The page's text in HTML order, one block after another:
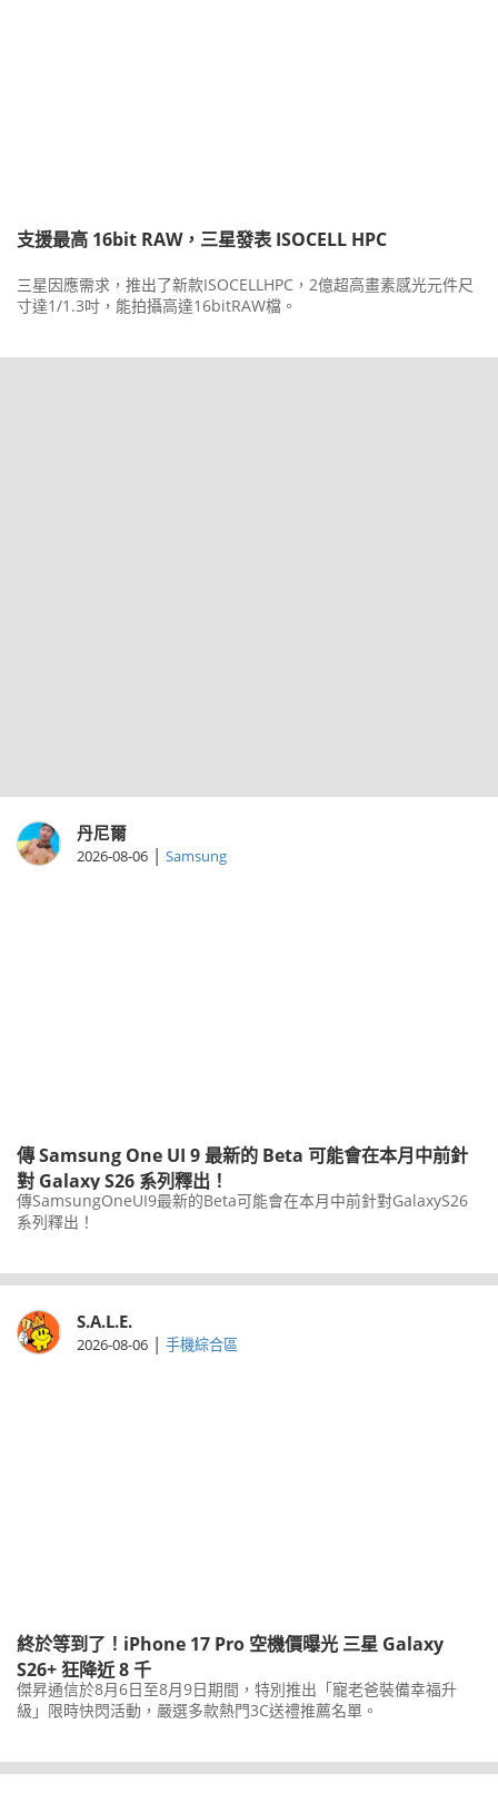
支援最高 16bit RAW，三星發表 ISOCELL HPC
三星因應需求，推出了新款ISOCELLHPC，2億超高畫素感光元件尺
寸達1/1.3吋，能拍攝高達16bitRAW檔。
丹尼爾
2026-08-06 | Samsung
傳 Samsung One UI 9 最新的 Beta 可能會在本月中前針
對 Galaxy S26 系列釋出！
傳SamsungOneUI9最新的Beta可能會在本月中前針對GalaxyS26
系列釋出！
S.A.L.E.
2026-08-06 | 手機綜合區
終於等到了！iPhone 17 Pro 空機價曝光 三星 Galaxy
S26+ 狂降近 8 千
傑昇通信於8月6日至8月9日期間，特別推出「寵老爸裝備幸福升
級」限時快閃活動，嚴選多款熱門3C送禮推薦名單。